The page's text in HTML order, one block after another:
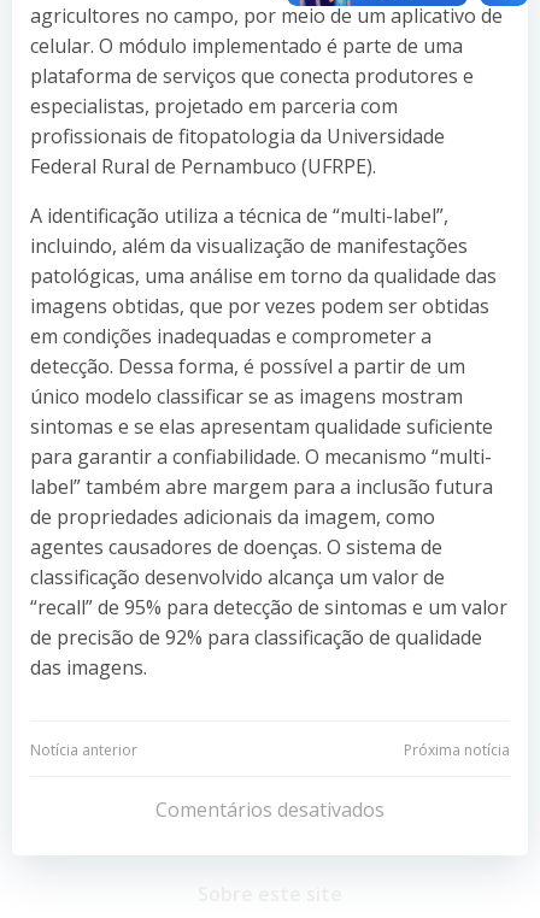
agricultores no campo, por meio de um aplicativo de
celular. O módulo implementado é parte de uma
plataforma de serviços que conecta produtores e
especialistas, projetado em parceria com
profissionais de fitopatologia da Universidade
Federal Rural de Pernambuco (UFRPE).
A identificação utiliza a técnica de “multi-label”,
incluindo, além da visualização de manifestações
patológicas, uma análise em torno da qualidade das
imagens obtidas, que por vezes podem ser obtidas
em condições inadequadas e comprometer a
detecção. Dessa forma, é possível a partir de um
único modelo classificar se as imagens mostram
sintomas e se elas apresentam qualidade suficiente
para garantir a confiabilidade. O mecanismo “multi-
label” também abre margem para a inclusão futura
de propriedades adicionais da imagem, como
agentes causadores de doenças. O sistema de
classificação desenvolvido alcança um valor de
“recall” de 95% para detecção de sintomas e um valor
de precisão de 92% para classificação de qualidade
das imagens.
Navegação
Post
Notícia anterior
Navegação
de
Post
Próxima notícia
Comentários desativados